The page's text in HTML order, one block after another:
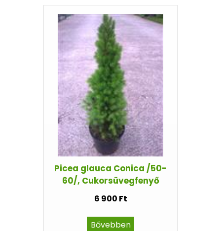
Picea glauca Conica /50-
60/, Cukorsüvegfenyő
6 900 Ft
Bővebben